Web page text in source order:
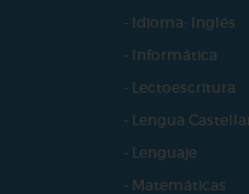
- Idioma: Inglés
- Informática
- Lectoescritura
- Lengua
- Lenguaje
- Matemáticas